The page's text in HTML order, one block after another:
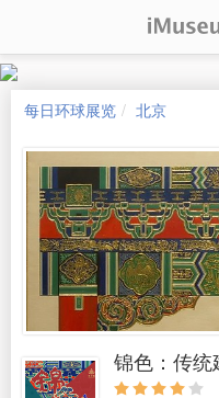
每日环球展览 北京
锦色：传